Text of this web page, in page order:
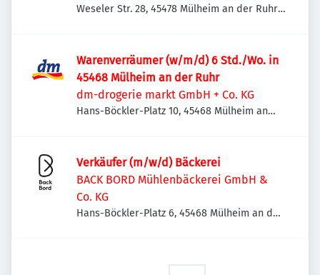
Weseler Str. 28, 45478 Mülheim an der Ruhr,
Warenverräumer (w/m/d) 6 Std./Wo. in
45468 Mülheim an der Ruhr
dm-drogerie markt GmbH + Co. KG
Hans-Böckler-Platz 10, 45468 Mülheim an
Verkäufer (m/w/d​) Bäckerei
BACK BORD Mühlenbäckerei GmbH &
Co. KG
Hans-Böckler-Platz 6, 45468 Mülheim an der